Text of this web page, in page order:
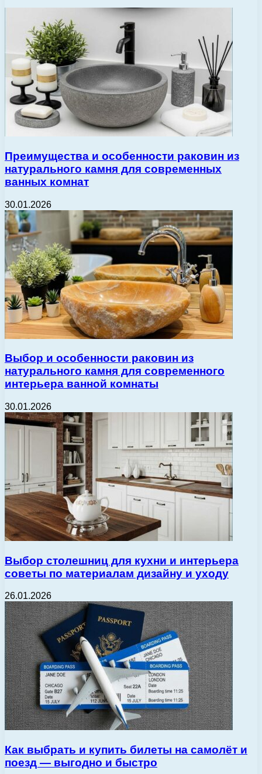
Преимущества и особенности раковин из
натурального камня для современных
ванных комнат
30.01.2026
Выбор и особенности раковин из
натурального камня для современного
интерьера ванной комнаты
30.01.2026
Выбор столешниц для кухни и интерьера
советы по материалам дизайну и уходу
26.01.2026
Как выбрать и купить билеты на самолёт и
поезд — выгодно и быстро